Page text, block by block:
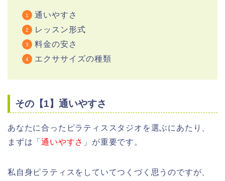
通いやすさ
レッスン形式
料金の安さ
エクササイズの種類
その【1】通いやすさ
あなたに合ったピラティススタジオを選ぶにあたり、
まずは「通いやすさ 」が重要です。
私自身ピラティスをしていてつくづく思うのですが、